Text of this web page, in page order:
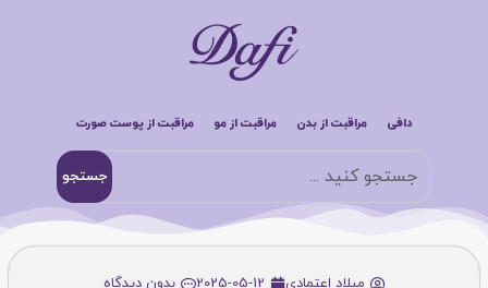
دافی مراقبت از بدن مراقبت از مو مراقبت از پوست صورت
جستجو
میلاد اعتمادی 2025-05-12 بدون دیدگاه